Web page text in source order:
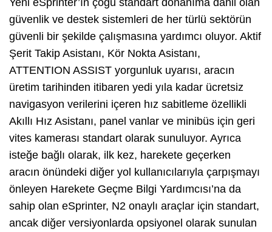
Yeni eSprinter’ın çoğu standart donanıma dahil olan
güvenlik ve destek sistemleri de her türlü sektörün
güvenli bir şekilde çalışmasına yardımcı oluyor. Aktif
Şerit Takip Asistanı, Kör Nokta Asistanı,
ATTENTION ASSIST yorgunluk uyarısı, aracın
üretim tarihinden itibaren yedi yıla kadar ücretsiz
navigasyon verilerini içeren hız sabitleme özellikli
Akıllı Hız Asistanı, panel vanlar ve minibüs için geri
vites kamerası standart olarak sunuluyor. Ayrıca
isteğe bağlı olarak, ilk kez, harekete geçerken
aracın önündeki diğer yol kullanıcılarıyla çarpışmayı
önleyen Harekete Geçme Bilgi Yardımcısı’na da
sahip olan eSprinter, N2 onaylı araçlar için standart,
ancak diğer versiyonlarda opsiyonel olarak sunulan